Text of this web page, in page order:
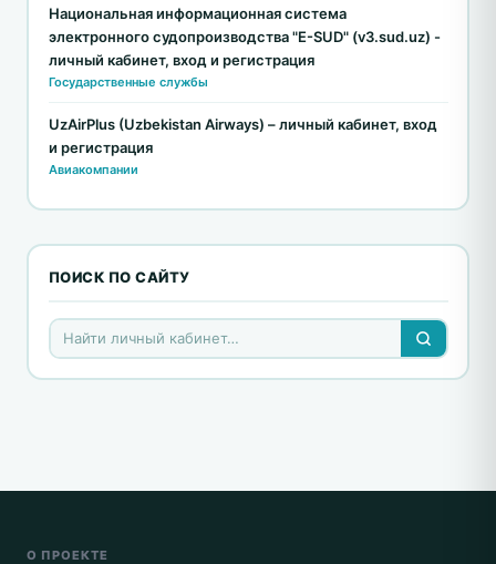
Национальная информационная система
электронного судопроизводства "E-SUD" (v3.sud.uz) -
личный кабинет, вход и регистрация
Государственные службы
UzAirPlus (Uzbekistan Airways) – личный кабинет, вход
и регистрация
Авиакомпании
ПОИСК ПО САЙТУ
О ПРОЕКТЕ